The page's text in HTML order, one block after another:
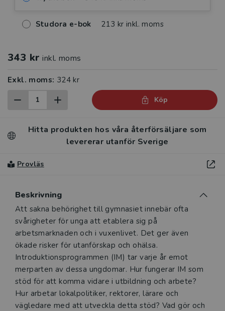
Studora e-bok 213 kr inkl. moms
343 kr inkl. moms
Exkl. moms: 324 kr
Köp
Hitta produkten hos våra återförsäljare som
levererar utanför Sverige
Provläs
Beskrivning
Beskrivning
Att sakna behörighet till gymnasiet innebär ofta
svårigheter för unga att etablera sig på
arbetsmarknaden och i vuxenlivet. Det ger även
ökade risker för utanförskap och ohälsa.
Introduktionsprogrammen (IM) tar varje år emot
merparten av dessa ungdomar. Hur fungerar IM som
stöd för att komma vidare i utbildning och arbete?
Hur arbetar lokalpolitiker, rektorer, lärare och
vägledare med att utveckla detta stöd? Vad gör och